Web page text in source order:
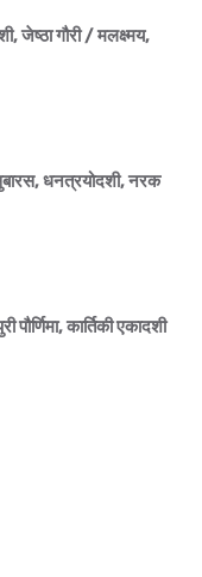
जेष्ठा गौरी / मलक्ष्मय,
धनत्रयोदशी, नरक
कार्तिकी एकादशी